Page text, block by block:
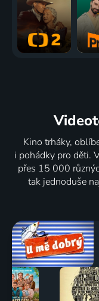
Kino trháky,
i pohádky pro děti.
přes 15 000
tak jednoduše